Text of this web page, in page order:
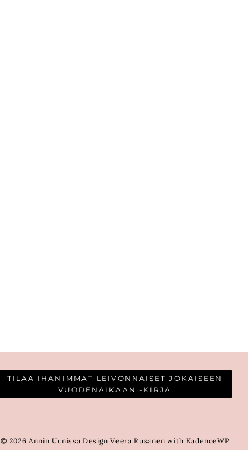
TILAA IHANIMMAT LEIVONNAISET JOKAISEEN
VUODENAIKAAN -KIRJA
© 2026 Annin Uunissa Design Veera Rusanen with KadenceWP